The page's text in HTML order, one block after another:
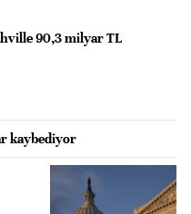
90,3 milyar TL
kaybediyor